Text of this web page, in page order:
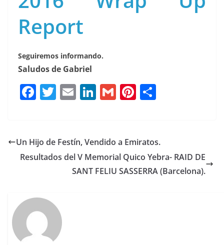
Report
Seguiremos informando.
Saludos de Gabriel
F
e
b
k
T
te
r
E
l
Li
e
dI
n
G
l
Pi
re
st
p
a
rt
Un Hijo de Festín, Vendido a Emiratos.
Resultados del V Memorial Quico Yebra- RAID DE
SANT FELIU SASSERRA (Barcelona).